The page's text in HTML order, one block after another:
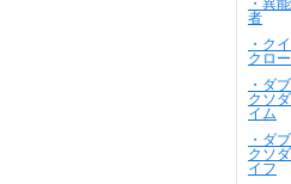
者
・ク
クロ
・ダ
クソ
イム
・ダ
クソ
イフ